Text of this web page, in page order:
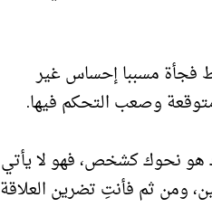
فجأة مسببا إحساس غير
وصعب التحكم فيها.
هو نحوك كشخص، فهو لا يأتي
ومن ثم فأنتِ تضرين العلاقة